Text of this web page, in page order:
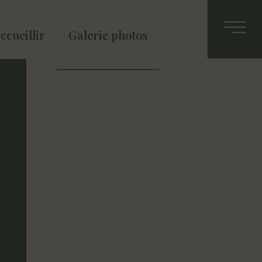
Galerie photos